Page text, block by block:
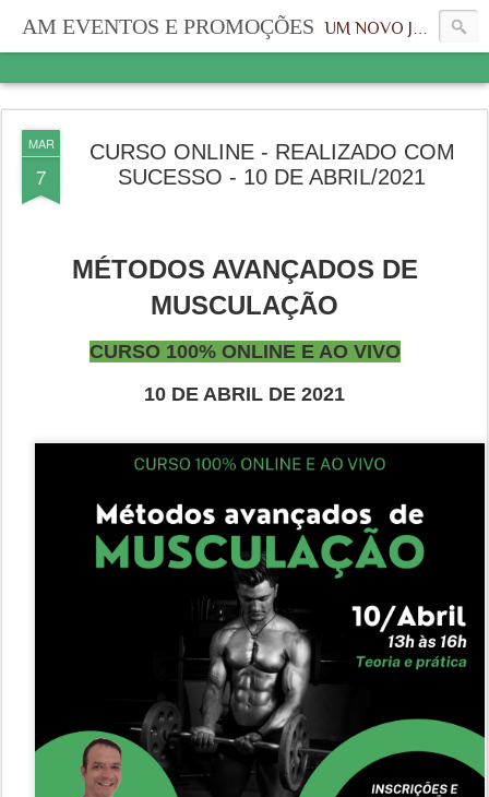
AM EVENTOS E PROMOÇÕES UM NOVO JEITO, UMA NOVA IDENTIDADE
MAR
7
CURSO ONLINE - REALIZADO COM
SUCESSO - 10 DE ABRIL/2021
MÉTODOS AVANÇADOS DE
MUSCULAÇÃO
CURSO 100% ONLINE E AO VIVO
10 DE ABRIL DE 2021